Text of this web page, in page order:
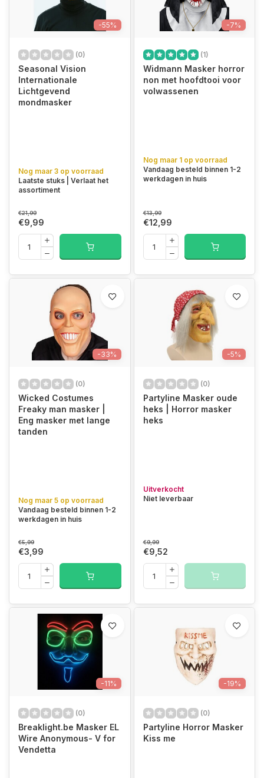
-55%
(0)
Seasonal Vision
Internationale
Lichtgevend
mondmasker
Nog maar 3 op voorraad
Laatste stuks | Verlaat het
assortiment
€21,99
€9,99
-7%
(1)
Widmann Masker horror
non met hoofdtooi voor
volwassenen
Nog maar 1 op voorraad
Vandaag besteld binnen 1-2
werkdagen in huis
€13,99
€12,99
-33%
(0)
Wicked Costumes
Freaky man masker |
Eng masker met lange
tanden
Nog maar 5 op voorraad
Vandaag besteld binnen 1-2
werkdagen in huis
€5,99
€3,99
-5%
(0)
Partyline Masker oude
heks | Horror masker
heks
Uitverkocht
Niet leverbaar
€9,99
€9,52
-11%
(0)
Breaklight.be Masker EL
Wire Anonymous- V for
Vendetta
-19%
(0)
Partyline Horror Masker
Kiss me